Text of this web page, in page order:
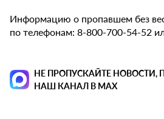
Информацию о пропавшем без
по телефонам: 8-800-700-54-52
НЕ ПРОПУСКАЙТЕ НОВОСТИ,
НАШ КАНАЛ В MAX